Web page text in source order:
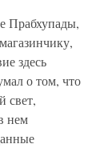
Прабхупады,
здесь
о том, что
свет,
нем